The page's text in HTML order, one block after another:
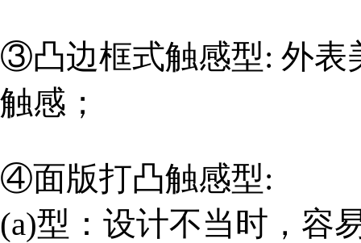
③凸边框式触感型: 外表
触感；
④面版打凸触感型:
(a)型：设计不当时，容